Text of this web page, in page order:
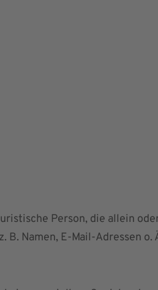
Person, die allein
Namen, E-Mail-Adressen o.